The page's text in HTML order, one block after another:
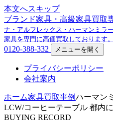
本文へスキップ
ブランド家具・高級家具買取
ナ・アルフレックス・ハーマンミラ
家具を専門に高価買取しております。
0120-388-332 メニューを開く
プライバシーポリシー
会社案内
ホーム家具買取事例ハーマン
LCW/コーヒーテーブル 都内
BUYING RECORD